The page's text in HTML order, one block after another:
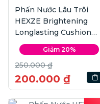
Phấn Nước Lâu Trôi
HEXZE Brightening
Longlasting Cushion
Foundation #Light | 15g
x2
Giảm 20%
250.000 ₫
200.000 ₫